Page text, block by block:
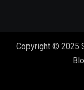
Copyright © 2025